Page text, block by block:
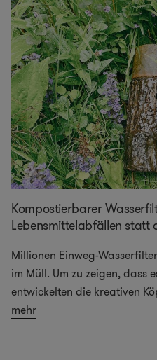
Kompostierbarer
Lebensmittelabfällen statt
Millionen Einweg-
im Müll. Um zu zeigen, dass
entwickelten die kreativen
mehr